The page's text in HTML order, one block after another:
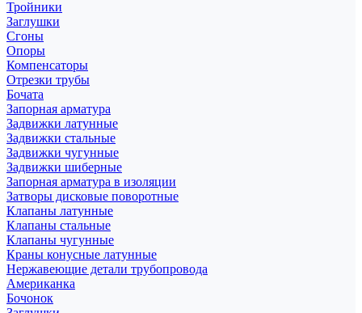
Тройники
Заглушки
Сгоны
Опоры
Компенсаторы
Отрезки трубы
Бочата
Запорная арматура
Задвижки латунные
Задвижки стальные
Задвижки чугунные
Задвижки шиберные
Запорная арматура в изоляции
Затворы дисковые поворотные
Клапаны латунные
Клапаны стальные
Клапаны чугунные
Краны конусные латунные
Нержавеющие детали трубопровода
Американка
Бочонок